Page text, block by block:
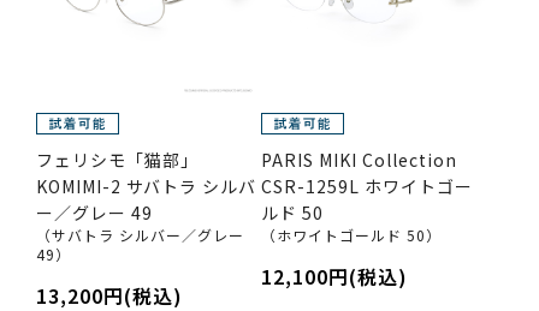
フェリシモ「猫部」
KOMIMI-2 サバトラ シルバ
ー／グレー 49
（サバトラ シルバー／グレー
49）
13,200円(税込)
PARIS MIKI Collection
CSR-1259L ホワイトゴー
ルド 50
（ホワイトゴールド 50）
12,100円(税込)